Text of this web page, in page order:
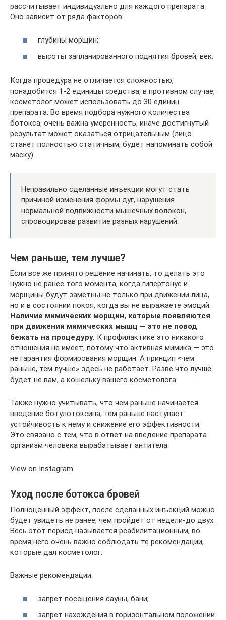
рассчитывает индивидуально для каждого препарата.
Оно зависит от ряда факторов:
глубины морщин;
высоты запланированного поднятия бровей, век.
Когда процедура не отличается сложностью,
понадобится 1-2 единицы средства, в противном случае,
косметолог может использовать до 30 единиц
препарата. Во время подбора нужного количества
ботокса, очень важна умеренность, иначе достигнутый
результат может оказаться отрицательным (лицо
станет полностью статичным, будет напоминать собой
маску).
Неправильно сделанные инъекции могут стать
причиной изменения формы дуг, нарушения
нормальной подвижности мышечных волокон,
спровоцировав развитие разных нарушений.
Чем раньше, тем лучше?
Если все же принято решение начинать, то делать это
нужно не ранее того момента, когда гипертонус и
морщины будут заметны не только при движении лица,
но и в состоянии покоя, когда вы не выражаете эмоций.
Наличие мимических морщин, которые появляются
при движении мимических мышц — это не повод
бежать на процедуру. К профилактике это никакого
отношения не имеет, потому что активная мимика — это
не гарантия формирования морщин. А принцип «чем
раньше, тем лучше» здесь не работает. Разве что лучше
будет не вам, а кошельку вашего косметолога.
Также нужно учитывать, что чем раньше начинается
введение ботулотоксина, тем раньше наступает
устойчивость к нему и снижение его эффективности.
Это связано с тем, что в ответ на введение препарата
организм человека вырабатывает антитела.
View on Instagram
Уход после ботокса бровей
Полноценный эффект, после сделанных инъекций можно
будет увидеть не ранее, чем пройдет от недели-до двух.
Весь этот период называется реабилитационным, во
время него очень важно соблюдать те рекомендации,
которые дал косметолог.
Важные рекомендации:
запрет посещения сауны, бани;
запрет нахождения в горизонтальном положении